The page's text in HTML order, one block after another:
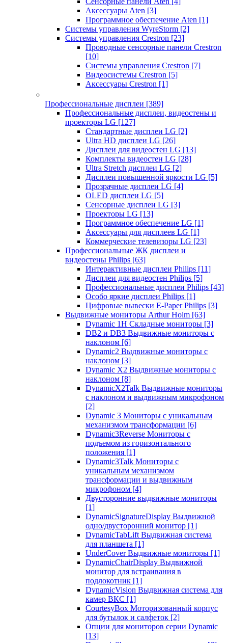
Аксессуары Aten [3]
Программное обеспечение Aten [1]
Системы управления WyreStorm [2]
Системы управления Crestron [23]
Проводные сенсорные панели Crestron
[10]
Системы управления Crestron [7]
Видеосистемы Crestron [5]
Аксессуары Crestron [1]
Профессиональные дисплеи [389]
Профессиональные дисплеи, видеостены и
проекторы LG [127]
Стандартные дисплеи LG [2]
Ultra HD дисплеи LG [26]
Дисплеи для видеостен LG [13]
Комплекты видеостен LG [28]
Ultra Stretch дисплеи LG [2]
Дисплеи повышенной яркости LG [5]
Прозрачные дисплеи LG [4]
OLED дисплеи LG [5]
Сенсорные дисплеи LG [3]
Проекторы LG [13]
Программное обеспечение LG [1]
Аксессуары для дисплеев LG [1]
Коммерческие телевизоры LG [23]
Профессиональные ЖК дисплеи и
видеостены Philips [63]
Интерактивные дисплеи Philips [11]
Дисплеи для видеостен Philips [5]
Профессиональные дисплеи Philips [43]
Особо яркие дисплеи Philips [1]
Цифровые вывески E-Paper Philips [3]
Выдвижные мониторы Arthur Holm [63]
Dynamic 1Н Складные мониторы [3]
DB2 и DB3 Выдвижные мониторы с
наклоном [6]
Dynamic2 Выдвижные мониторы с
наклоном [3]
Dynamic X2 Выдвижные мониторы с
наклоном [8]
DynamicX2Talk Выдвижные мониторы
с наклоном и выдвижным микрофоном
[2]
Dynamic 3 Мониторы с уникальным
механизмом трансформации [6]
Dynamic3Reverse Мониторы с
подъемом из горизонтального
положения [1]
Dynamic3Talk Мониторы с
уникальным механизмом
трансформации и выдвижным
микрофоном [4]
Двусторонние выдвижные мониторы
[1]
DynamicSignatureDisplay Выдвижной
одно/двусторонний монитор [1]
DynamicTabLift Выдвижная система
для планшета [1]
UnderCover Выдвижные мониторы [1]
DynamicChairDisplay Выдвижной
монитор для встраивания в
подлокотник [1]
DynamicVision Выдвижная система для
камер ВКС [1]
CourtesyBox Моторизованный корпус
для бутылок и салфеток [2]
Опции для мониторов серии Dynamic
[13]